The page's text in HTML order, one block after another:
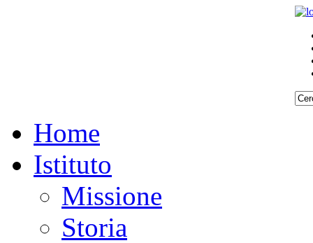
Home
Istituto
Missione
Storia